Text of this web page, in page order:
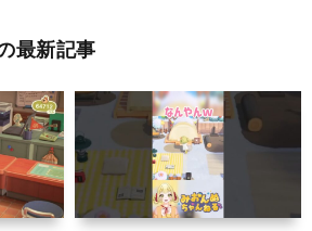
最新記事